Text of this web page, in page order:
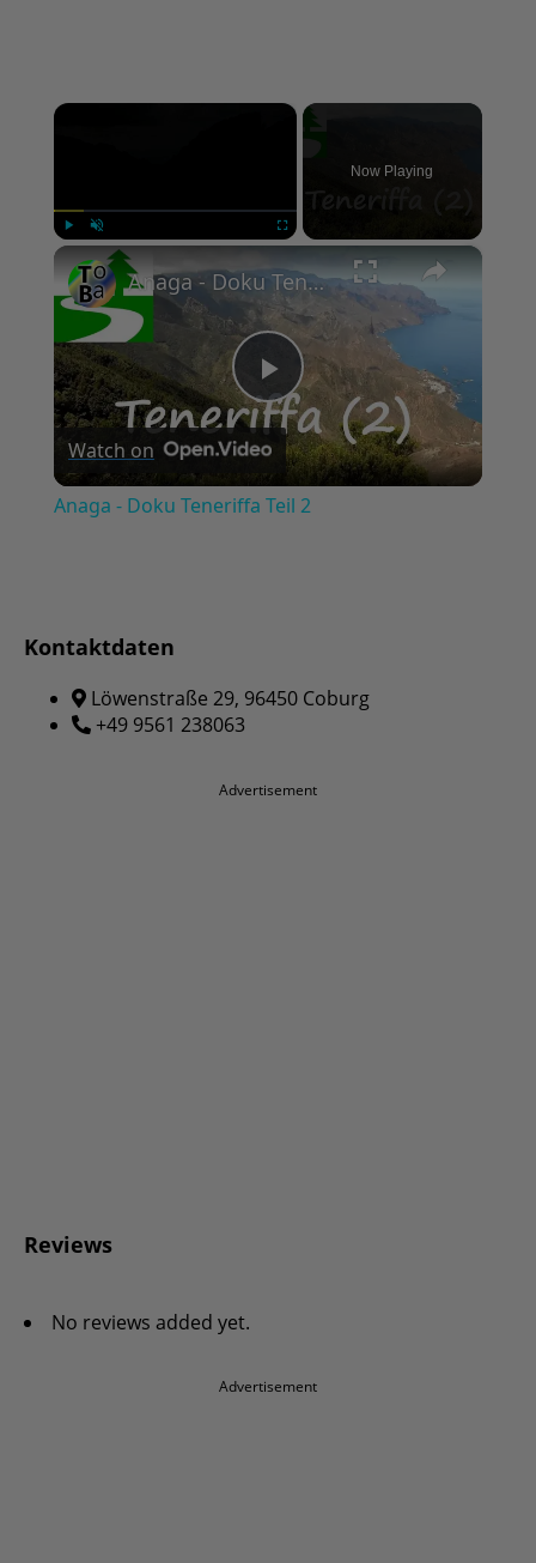
×
Play Unmute Fullscreen
Now Playing
×
Play
Video
Anaga - Doku Teneriffa Teil 2
Watch on
Anaga - Doku Teneriffa Teil 2
Kontaktdaten
Löwenstraße 29, 96450 Coburg
+49 9561 238063
Advertisement
Reviews
No reviews added yet.
Advertisement